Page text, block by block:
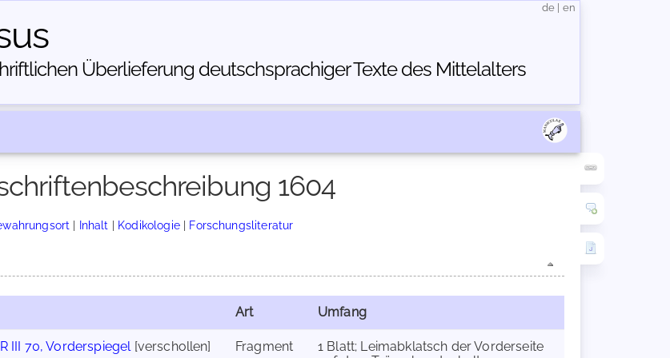
Über­lieferung deutschsprachiger Texte des Mittelalters
de en
1604
| Inhalt | Kodikologie| Forschungsliteratur
Art Umfang
III 70, Vorderspiegel[verschollen] Fragment
1 Blatt; Leimabklatsch der Vorderseite